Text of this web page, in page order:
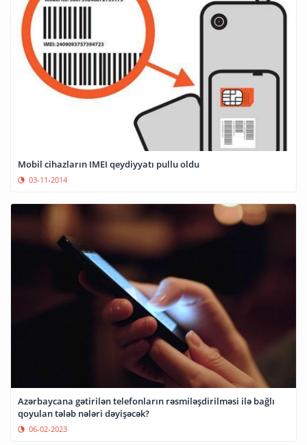
Mobil cihazların IMEI qeydiyyatı pullu oldu
03-11-2014
Azərbaycana gətirilən telefonların rəsmiləşdirilməsi ilə bağlı
qoyulan tələb nələri dəyişəcək?
06-02-2023